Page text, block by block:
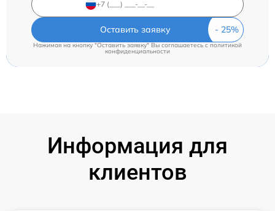
Оставить заявку
Нажимая на кнопку "Оставить заявку" Вы соглашаетесь cполитикой
конфиденциальности
Информация для
клиентов